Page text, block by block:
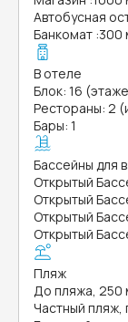
Автобусная
Банкомат :300
В отеле
Блок: 16
Рестораны: 2
Бары: 1
Бассейны для
Открытый
Открытый
Открытый
Открытый
Пляж
До пляжа, 250
Частный пляж,